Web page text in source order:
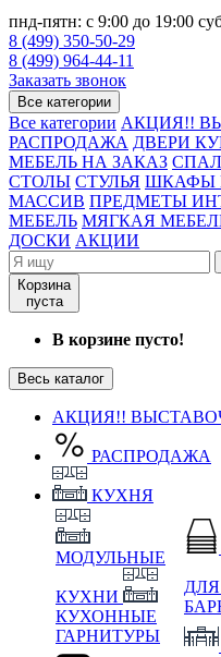
пнд-пятн: с 9:00 до 19:00
8 (499) 350-50-29
8 (499) 964-44-11
Заказать звонок
Все категории
Все категории АКЦИЯ!!
РАСПРОДАЖА ДВЕРИ
МЕБЕЛЬ НА ЗАКАЗ
СТОЛЫ СТУЛЬЯ ШКАФЫ
МАССИВ ПРЕДМЕТЫ
МЕБЕЛЬ МЯГКАЯ
ДОСКИ АКЦИИ
Корзина
пуста
В корзине пусто!
Весь каталог
АКЦИЯ!!
РАСПРОДАЖА
КУХНЯ
МОДУЛЬНЫЕ
КУХНИ
КУХОННЫЕ
ГАРНИТУРЫ